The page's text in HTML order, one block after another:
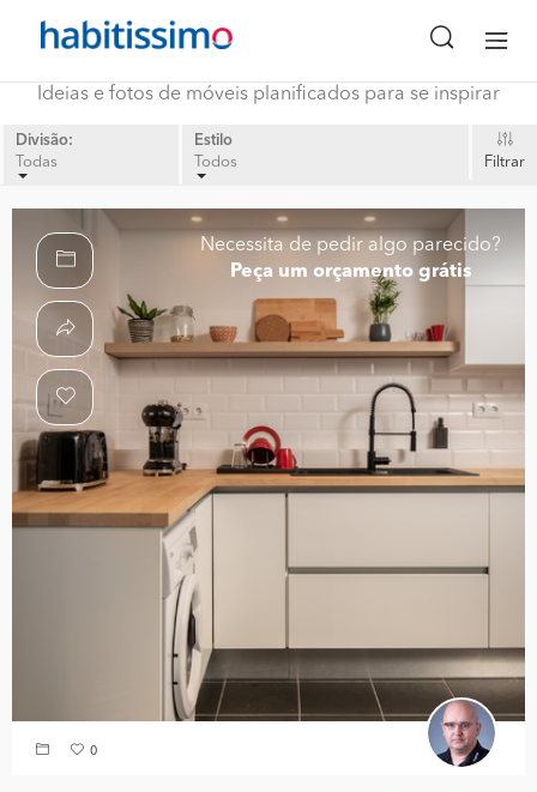
Ideias e fotos de móveis planificados para se inspirar
Divisão:
Todas
Estilo
Todos
Filtrar
Necessita de pedir algo parecido?
Peça um orçamento grátis
0